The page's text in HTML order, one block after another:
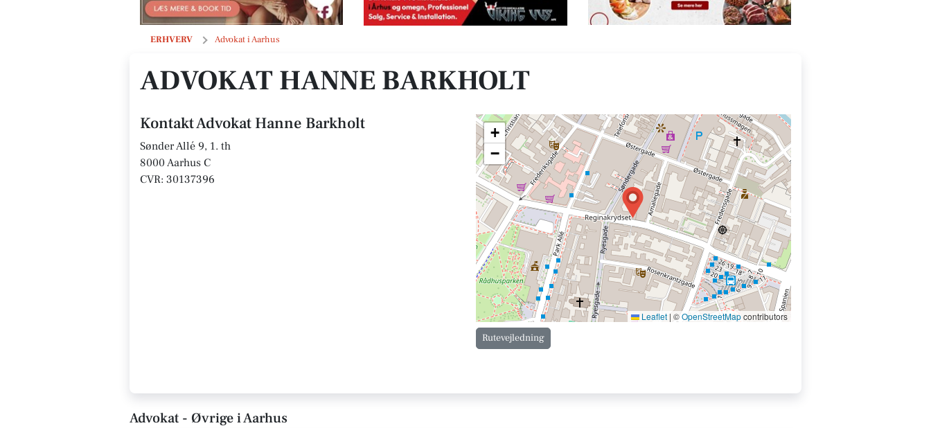
ERHVERV Advokat i Aarhus
Advokat Hanne Barkholt
ADVOKAT HANNE BARKHOLT
Kontakt Advokat Hanne Barkholt
Sønder Allé 9, 1. th
8000 Aarhus C
CVR: 30137396
+
−
Leaflet | ©OpenStreetMapcontributors
Rutevejledning
Advokat - Øvrige i Aarhus